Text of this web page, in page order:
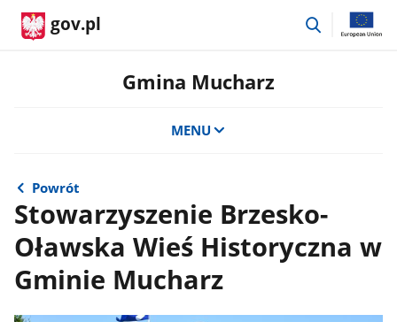
gov.pl
przejdź
Gmina Mucharz
MENU
Powrót
Stowarzyszenie Brzesko-
Oławska Wieś Historyczna w
Gminie Mucharz